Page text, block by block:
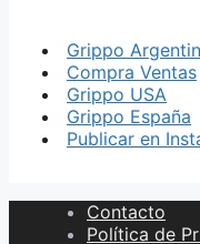
Grippo
Compra Ventas
Grippo USA
Grippo España
Publicar en
Contacto
Política de